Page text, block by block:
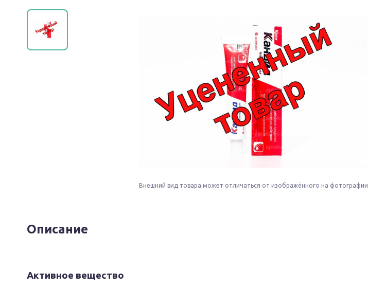
Внешний вид товара может отличаться от изображённого на фотографии
Описание
Активное вещество